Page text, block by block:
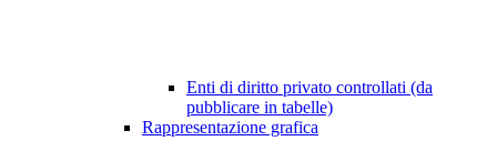
Enti di diritto privato controllati (da
pubblicare in tabelle)
Rappresentazione grafica